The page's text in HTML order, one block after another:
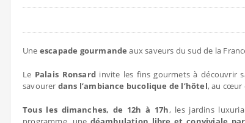
Une escapade gourmande aux saveurs du sud de la
Le Palais Ronsard invite les fins gourmets à découvrir
savourer dans l’ambiance bucolique de l’hôtel, au cœur
Tous les dimanches, de 12h à 17h, les jardins